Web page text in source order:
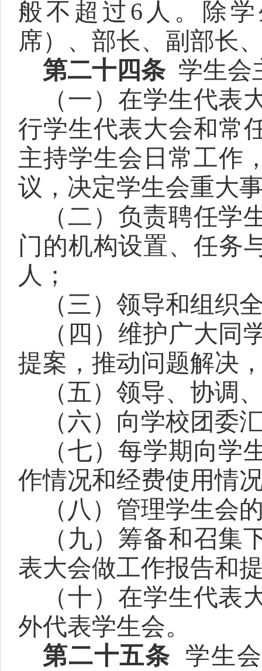
般不超过6人。除
席）、部长、副部长
第二十四条 学生会
（一）在学生代表
行学生代表大会和常
主持学生会日常工作
议，决定学生会重大
（二）负责聘任学
门的机构设置、任务
人；
（三）领导和组织
（四）维护广大同
提案，推动问题解决
（五）领导、协调
（六）向学校团委
（七）每学期向学
作情况和经费使用情
（八）管理学生会
（九）筹备和召集
表大会做工作报告和
（十）在学生代表
外代表学生会。
第二十五条 学生